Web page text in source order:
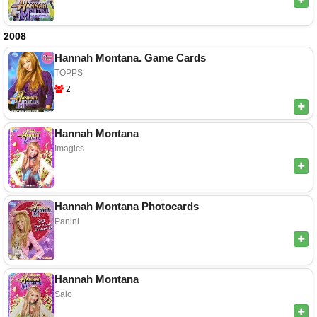
2008
Hannah Montana. Game Cards
TOPPS
2
Hannah Montana
Imagics
Hannah Montana Photocards
Panini
Hannah Montana
Salo